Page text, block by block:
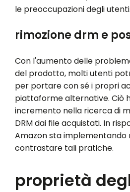
le preoccupazioni degli utenti.
rimozione drm e
Con l'aumento delle
del prodotto, molti utenti
per portare con sé i propri
piattaforme alternative. Ciò
incremento nella ricerca di
DRM dai file acquistati. In
Amazon sta implementando
contrastare tali pratiche.
proprietà